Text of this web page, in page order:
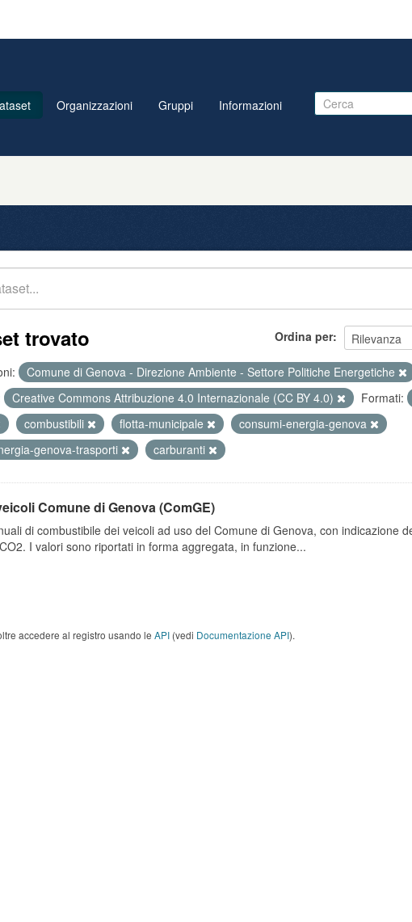
Organizzazioni Gruppi Informazioni
Ordina per
trovato
Comune di Genova - Direzione Ambiente - Settore Politiche Energetiche
Creative Commons Attribuzione 4.0 Internazionale (CC BY 4.0) Formati:
combustibili flotta-municipale
consumi-energia-genova
genova-trasporti
carburanti
Comune di Genova (ComGE)
di combustibile dei veicoli ad uso del Comune di Genova, con indicazione
I valori sono riportati in forma aggregata, in funzione...
accedere al registro usando le API (vedi Documentazione API).